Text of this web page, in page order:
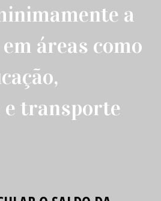
a
áreas como
e transporte